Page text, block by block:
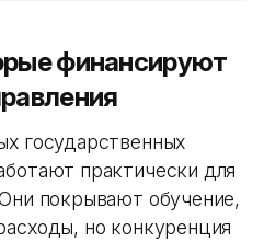
финансируют
государственных
практически для
покрывают обучение,
но конкуренция